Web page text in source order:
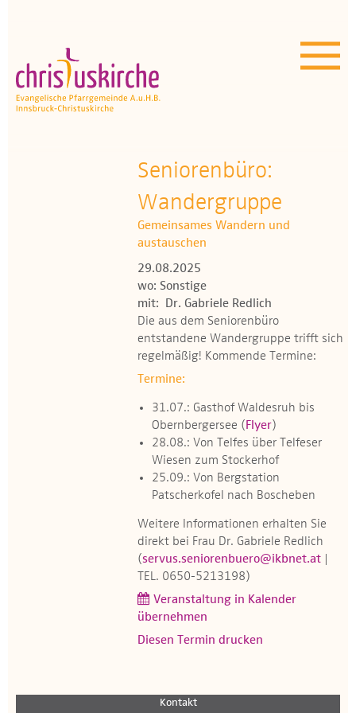
Unser Angebot
OEZ
Wissenswertes
Medien
Kontakt
Seniorenbüro:
Wandergruppe
Gemeinsames Wandern und
austauschen
29.08.2025
wo: Sonstige
mit: Dr. Gabriele Redlich
Die aus dem Seniorenbüro
entstandene Wandergruppe trifft sich
regelmäßig! Kommende Termine:
Termine:
31.07.: Gasthof Waldesruh bis
Obernbergersee ( Flyer)
28.08.: Von Telfes über Telfeser
Wiesen zum Stockerhof
25.09.: Von Bergstation
Patscherkofel nach Boscheben
Weitere Informationen erhalten Sie
direkt bei Frau Dr. Gabriele Redlich
(servus.seniorenbuero@ikbnet.at
TEL. 0650-5213198)
Veranstaltung in Kalender
übernehmen
Diesen Termin drucken
Kontakt